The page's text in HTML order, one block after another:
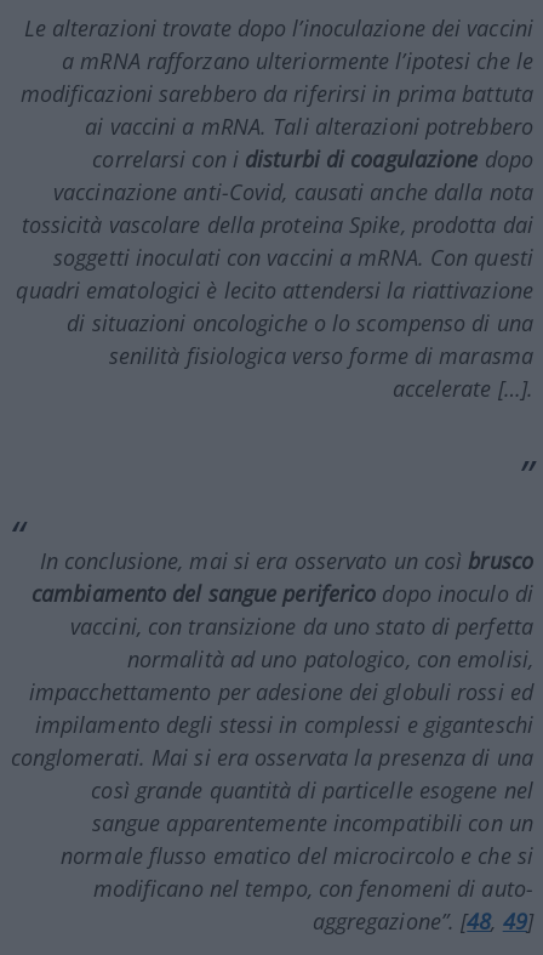
Le alterazioni trovate dopo l’inoculazione dei vaccini
a mRNA rafforzano ulteriormente l’ipotesi che le
modificazioni sarebbero da riferirsi in prima battuta
ai vaccini a mRNA. Tali alterazioni potrebbero
correlarsi con i disturbi di coagulazione dopo
vaccinazione anti-Covid, causati anche dalla nota
tossicità vascolare della proteinaSpike, prodotta dai
soggetti inoculati con vaccini a mRNA. Con questi
quadri ematologici è lecito attendersi la riattivazione
di situazioni oncologiche o lo scompenso di una
senilità fisiologica verso forme di marasma
accelerate […].
In conclusione, mai si era osservato un così brusco
cambiamento del sangue periferico dopo inoculo di
vaccini, con transizione da uno stato di perfetta
normalità ad uno patologico, con emolisi,
impacchettamento per adesione dei globuli rossi ed
impilamento degli stessi in complessi e giganteschi
conglomerati. Mai si era osservata la presenza di una
così grande quantità di particelle esogene nel
sangue apparentemente incompatibili con un
normale flusso ematico del microcircolo e che si
modificano nel tempo, con fenomeni di auto-
aggregazione”. [48, 49]